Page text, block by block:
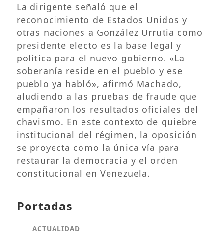
La dirigente señaló que el
reconocimiento de Estados Unidos y
otras naciones a González Urrutia como
presidente electo es la base legal y
política para el nuevo gobierno. «La
soberanía reside en el pueblo y ese
pueblo ya habló», afirmó Machado,
aludiendo a las pruebas de fraude que
empañaron los resultados oficiales del
chavismo. En este contexto de quiebre
institucional del régimen, la oposición
se proyecta como la única vía para
restaurar la democracia y el orden
constitucional en Venezuela.
Portadas
ACTUALIDAD